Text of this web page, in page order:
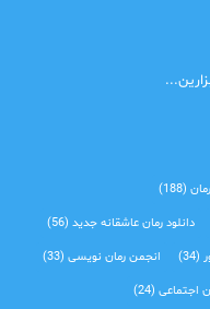
(188)
دانلود رمان عاشقانه جدید(56)
(34) انجمن رمان نویسی(33)
اجتماعی‌(24)